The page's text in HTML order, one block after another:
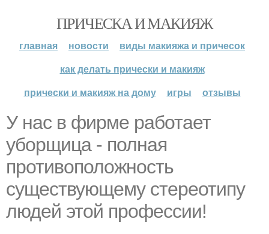
ПРИЧЕСКА И МАКИЯЖ
главная новости
виды макияжа и причесок
как делать прически и макияж
прически и макияж на дому
игры отзывы
У нас в фирме работает
уборщица - полная
противоположность
существующему стереотипу
людей этой профессии!